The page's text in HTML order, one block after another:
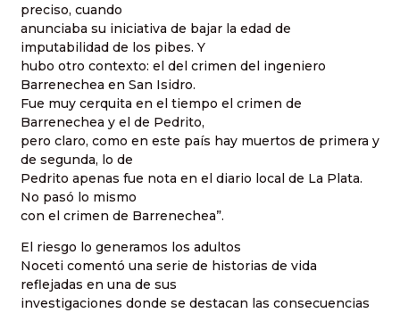
preciso, cuando
anunciaba su iniciativa de bajar la edad de
imputabilidad de los pibes. Y
hubo otro contexto: el del crimen del ingeniero
Barrenechea en San Isidro.
Fue muy cerquita en el tiempo el crimen de
Barrenechea y el de Pedrito,
pero claro, como en este país hay muertos de primera y
de segunda, lo de
Pedrito apenas fue nota en el diario local de La Plata.
No pasó lo mismo
con el crimen de Barrenechea”.
El riesgo lo generamos los adultos
Noceti comentó una serie de historias de vida
reflejadas en una de sus
investigaciones donde se destacan las consecuencias